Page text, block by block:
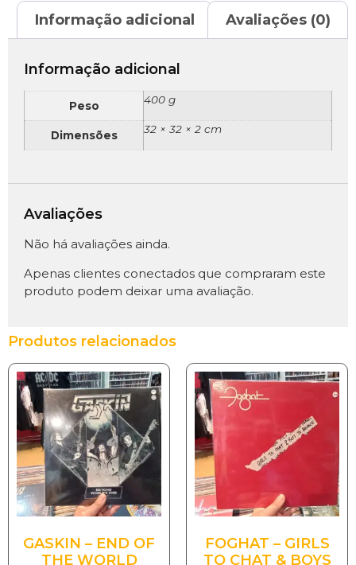
Informação adicional Avaliações (0)
Informação adicional
Peso 400 g
Dimensões 32 × 32 × 2 cm
Avaliações
Não há avaliações ainda.
Apenas clientes conectados que compraram este
produto podem deixar uma avaliação.
Produtos relacionados
GASKIN – END OF
THE WORLD
FOGHAT – GIRLS
TO CHAT & BOYS